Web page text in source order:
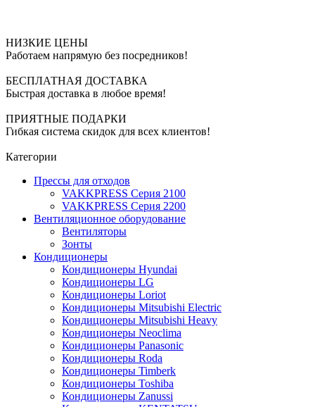
НИЗКИЕ ЦЕНЫ
Работаем напрямую без посредников!
БЕСПЛАТНАЯ ДОСТАВКА
Быстрая доставка в любое время!
ПРИЯТНЫЕ ПОДАРКИ
Гибкая система скидок для всех клиентов!
Категории
Прессы для отходов
VAKKPRESS Серия 2100
VAKKPRESS Серия 2200
Вентиляционное оборудование
Вентиляторы
Зонты
Кондиционеры
Кондиционеры Hyundai
Кондиционеры LG
Кондиционеры Loriot
Кондиционеры Mitsubishi Electric
Кондиционеры Mitsubishi Heavy
Кондиционеры Neoclima
Кондиционеры Panasonic
Кондиционеры Roda
Кондиционеры Timberk
Кондиционеры Toshiba
Кондиционеры Zanussi